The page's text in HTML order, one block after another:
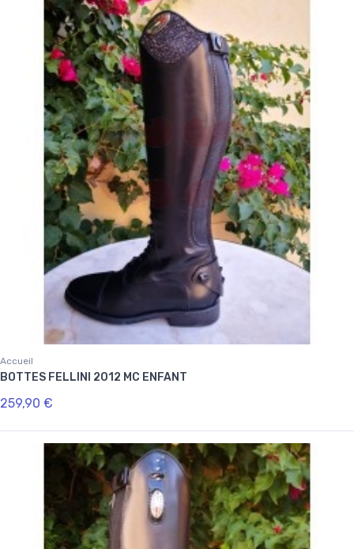
Accueil
BOTTES FELLINI 2012 MC ENFANT
259,90 €